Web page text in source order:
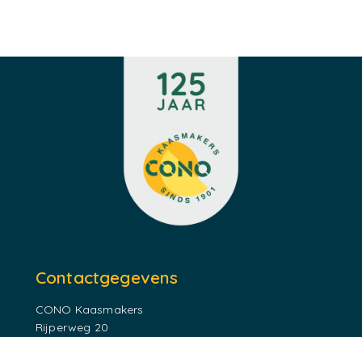
Contactgegevens
CONO Kaasmakers
Rijperweg 20